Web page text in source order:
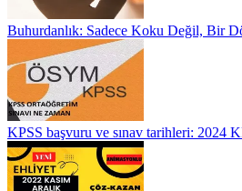
Buhurdanlık: Sadece Koku Değil, Bir
KPSS başvuru ve sınav tarihleri: 2024